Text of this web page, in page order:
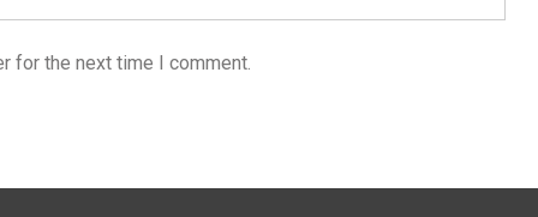
for the next time I comment.